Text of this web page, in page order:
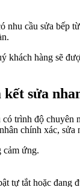
nhu cầu sửa
hàng sẽ
sửa
trình độ
chính xác, sửa
cảm ứng.
tự tắt hoặc đang